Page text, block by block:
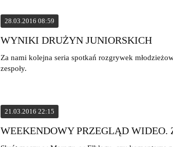
28.03.2016 08:59
WYNIKI DRUŻYN JUNIORSKICH
Za nami kolejna seria spotkań rozgrywek
zespoły.
21.03.2016 22:15
WEEKENDOWY PRZEGLĄD